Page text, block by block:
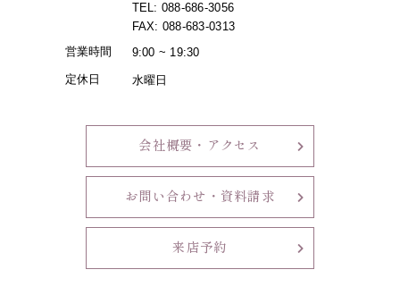
TEL: 088-686-3056
FAX: 088-683-0313
営業時間
9:00 ~ 19:30
定休日 水曜日
会社概要・アクセス
お問い合わせ・資料請求
来店予約